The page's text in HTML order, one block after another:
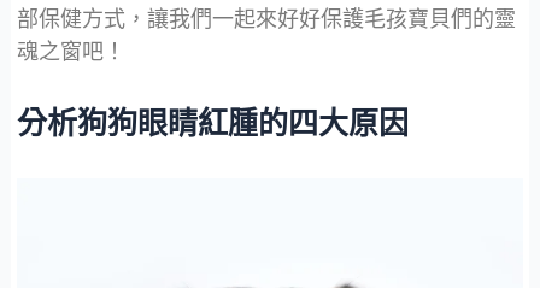
部保健方式，讓我們一起來好好保護毛孩寶貝們的靈
魂之窗吧！
分析狗狗眼睛紅腫的四大原因